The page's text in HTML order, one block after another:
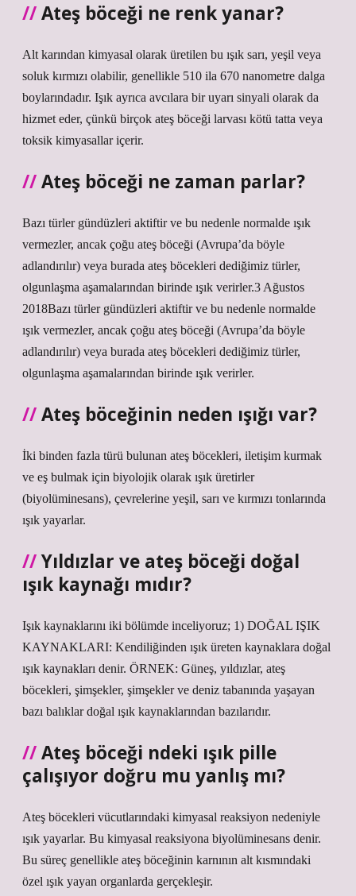
Ateş böceği ne renk yanar?
Alt karından kimyasal olarak üretilen bu ışık sarı, yeşil veya
soluk kırmızı olabilir, genellikle 510 ila 670 nanometre dalga
boylarındadır. Işık ayrıca avcılara bir uyarı sinyali olarak da
hizmet eder, çünkü birçok ateş böceği larvası kötü tatta veya
toksik kimyasallar içerir.
Ateş böceği ne zaman parlar?
Bazı türler gündüzleri aktiftir ve bu nedenle normalde ışık
vermezler, ancak çoğu ateş böceği (Avrupa’da böyle
adlandırılır) veya burada ateş böcekleri dediğimiz türler,
olgunlaşma aşamalarından birinde ışık verirler.3 Ağustos
2018Bazı türler gündüzleri aktiftir ve bu nedenle normalde
ışık vermezler, ancak çoğu ateş böceği (Avrupa’da böyle
adlandırılır) veya burada ateş böcekleri dediğimiz türler,
olgunlaşma aşamalarından birinde ışık verirler.
Ateş böceğinin neden ışığı var?
İki binden fazla türü bulunan ateş böcekleri, iletişim kurmak
ve eş bulmak için biyolojik olarak ışık üretirler
(biyolüminesans), çevrelerine yeşil, sarı ve kırmızı tonlarında
ışık yayarlar.
Yıldızlar ve ateş böceği doğal
ışık kaynağı mıdır?
Işık kaynaklarını iki bölümde inceliyoruz; 1) DOĞAL IŞIK
KAYNAKLARI: Kendiliğinden ışık üreten kaynaklara doğal
ışık kaynakları denir. ÖRNEK: Güneş, yıldızlar, ateş
böcekleri, şimşekler, şimşekler ve deniz tabanında yaşayan
bazı balıklar doğal ışık kaynaklarından bazılarıdır.
Ateş böceği ndeki ışık pille
çalışıyor doğru mu yanlış mı?
Ateş böcekleri vücutlarındaki kimyasal reaksiyon nedeniyle
ışık yayarlar. Bu kimyasal reaksiyona biyolüminesans denir.
Bu süreç genellikle ateş böceğinin karnının alt kısmındaki
özel ışık yayan organlarda gerçekleşir.